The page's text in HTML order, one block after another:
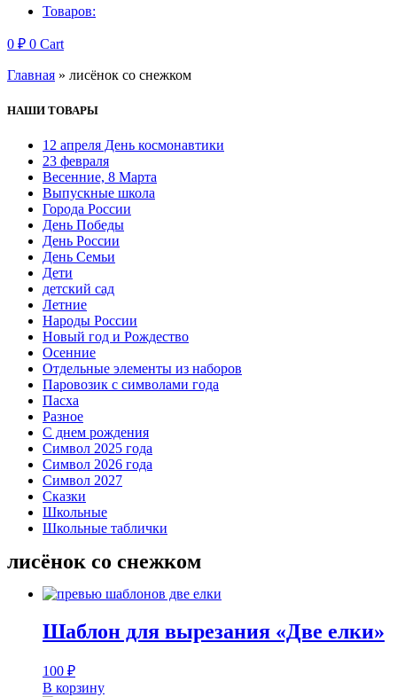
Товаров:
0 ₽ 0 Cart
Главная » лисёнок со снежком
НАШИ ТОВАРЫ
12 апреля День космонавтики
23 февраля
Весенние, 8 Марта
Выпускные школа
Города России
День Победы
День России
День Семьи
Дети
детский сад
Летние
Народы России
Новый год и Рождество
Осенние
Отдельные элементы из наборов
Паровозик с символами года
Пасха
Разное
С днем рождения
Символ 2025 года
Символ 2026 года
Символ 2027
Сказки
Школьные
Школьные таблички
лисёнок со снежком
Шаблон для вырезания «Две елки»
100 ₽
В корзину